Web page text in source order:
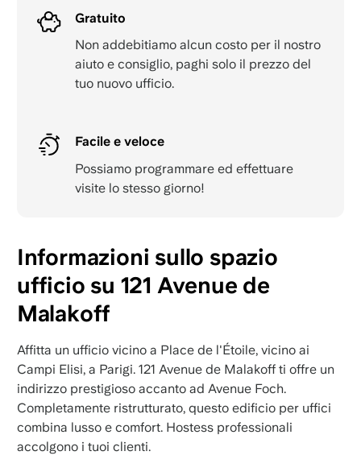
Gratuito
Non addebitiamo alcun costo per il nostro
aiuto e consiglio, paghi solo il prezzo del
tuo nuovo ufficio.
Facile e veloce
Possiamo programmare ed effettuare
visite lo stesso giorno!
Informazioni sullo spazio
ufficio su 121 Avenue de
Malakoff
Affitta un ufficio vicino a Place de l'Étoile, vicino ai
Campi Elisi, a Parigi. 121 Avenue de Malakoff ti offre un
indirizzo prestigioso accanto ad Avenue Foch.
Completamente ristrutturato, questo edificio per uffici
combina lusso e comfort. Hostess professionali
accolgono i tuoi clienti.